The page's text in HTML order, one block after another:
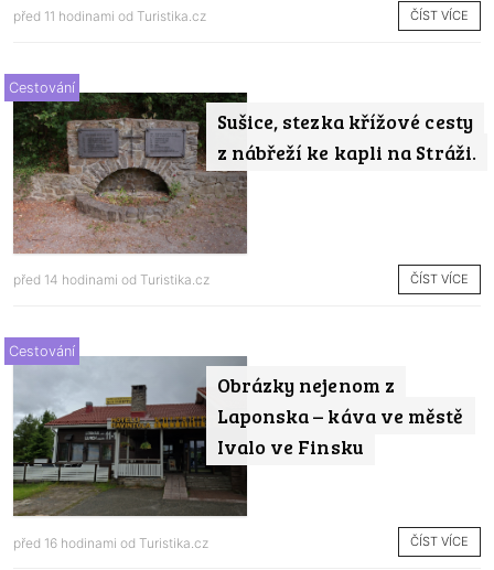
před 11 hodinami od Turistika.cz ČÍST VÍCE
Sušice, stezka křížové cesty
z nábřeží ke kapli na Stráži.
Cestování
před 14 hodinami od Turistika.cz ČÍST VÍCE
Obrázky nejenom z
Laponska – káva ve městě
Ivalo ve Finsku
Cestování
před 16 hodinami od Turistika.cz ČÍST VÍCE